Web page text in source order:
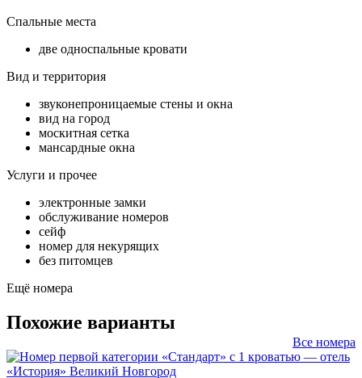
Спальные места
две односпальные кровати
Вид и территория
звуконепроницаемые стены и окна
вид на город
москитная сетка
мансардные окна
Услуги и прочее
электронные замки
обслуживание номеров
сейф
номер для некурящих
без питомцев
Ещё номера
Похожие варианты
Все номера